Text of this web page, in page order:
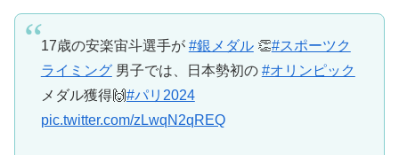
17歳の安楽宙斗選手が #銀メダル👏#スポーツク
ライミング男子では、日本勢初の #オリンピック
メダル獲得🙌#パリ2024
pic.twitter.com/zLwqN2qREQ